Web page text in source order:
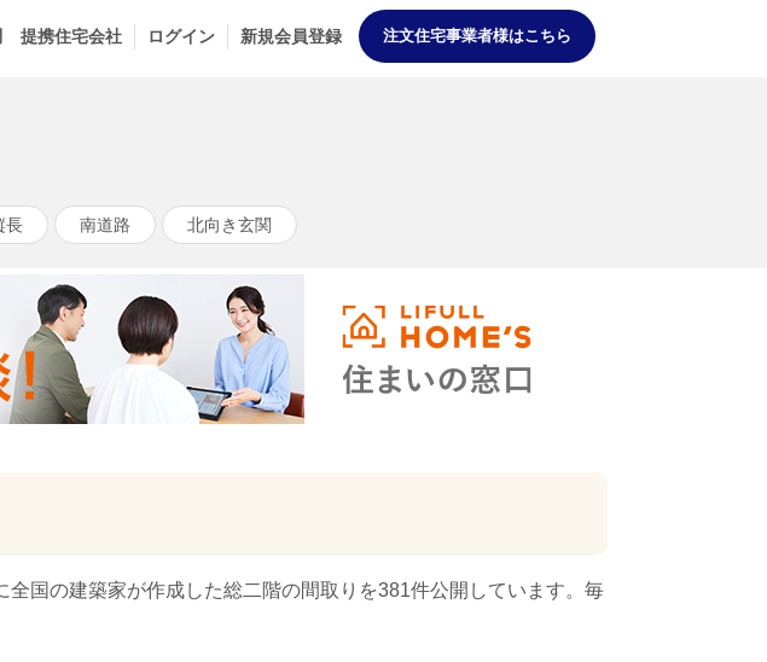
提携住宅会社 ログイン 新規会員登録 注文住宅事業者様はこちら
長 南道路 北向き玄関
国の建築家が作成した総二階の間取りを381件公開しています。毎